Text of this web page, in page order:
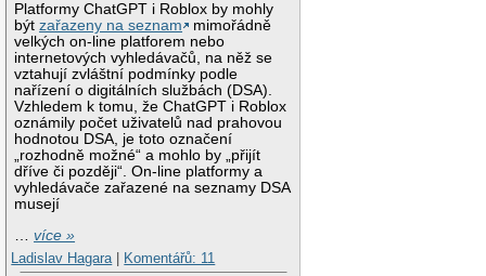
Platformy ChatGPT i Roblox by mohly
býtzařazeny na seznam
mimořádně
velkých on-line platforem nebo
internetových vyhledávačů, na něž se
vztahují zvláštní podmínky podle
nařízení o digitálních službách (DSA).
Vzhledem k tomu, že ChatGPT i Roblox
oznámily počet uživatelů nad prahovou
hodnotou DSA, je toto označení
„rozhodně možné“ a mohlo by „přijít
dříve či později“. On-line platformy a
vyhledávače zařazené na seznamy DSA
musejí
…více »
Ladislav Hagara| Komentářů: 11